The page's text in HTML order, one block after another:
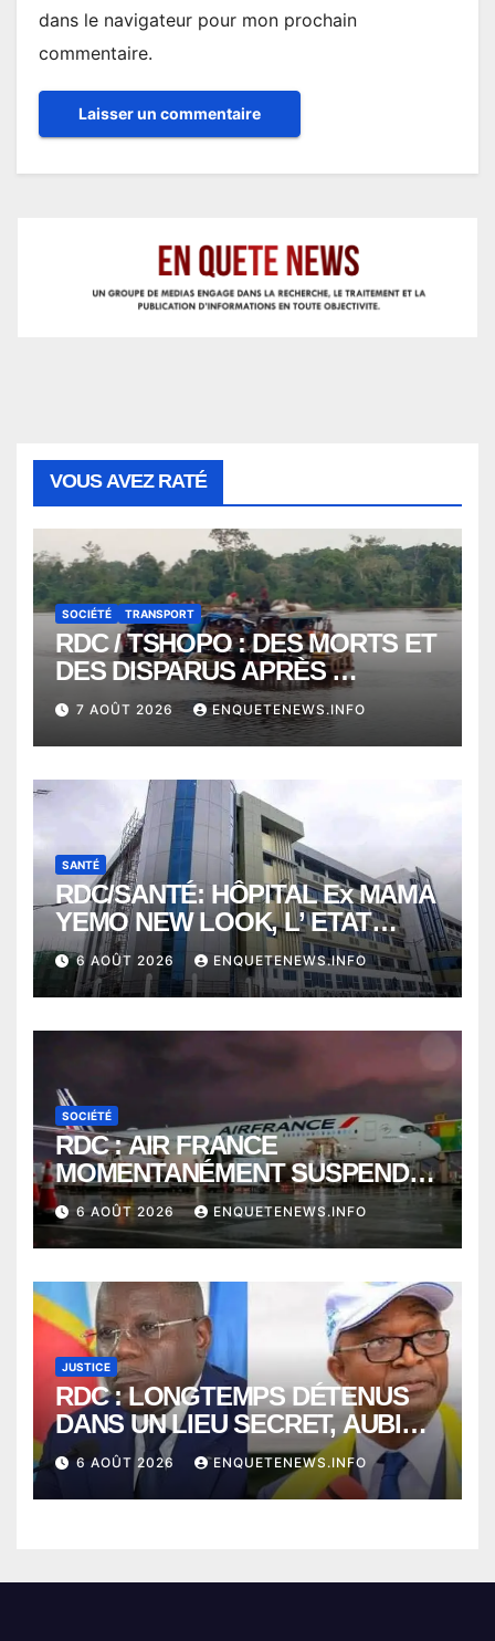
dans le navigateur pour mon prochain
commentaire.
VOUS AVEZ RATÉ
SOCIÉTÉ TRANSPORT
RDC / TSHOPO : DES MORTS ET
DES DISPARUS APRÈS
NAUFRAGE D’UNE BALEINIERE
À QUELQUES KILOMÈTRES DE
KISANGANI
7 AOÛT 2026 ENQUETENEWS.INFO
SANTÉ
RDC/SANTÉ: HÔPITAL Ex MAMA
YEMO NEW LOOK, L’ ETAT
PERD LE CONTROLE
6 AOÛT 2026 ENQUETENEWS.INFO
SOCIÉTÉ
RDC : AIR FRANCE
MOMENTANÉMENT SUSPENDU
ENTRE KINSHASA ET PARIS ?
6 AOÛT 2026 ENQUETENEWS.INFO
JUSTICE
RDC : LONGTEMPS DÉTENUS
DANS UN LIEU SECRET, AUBIN
MINAKU ET EMMANUEL
SHADARY TRANSFÉRÉS À
L’AUDITORAT MILITAIRE
6 AOÛT 2026 ENQUETENEWS.INFO